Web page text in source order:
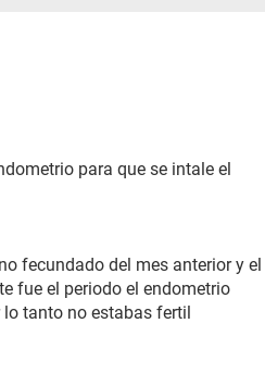
para que se intale el
fecundado del mes anterior y el
fue el periodo el endometrio
tanto no estabas fertil